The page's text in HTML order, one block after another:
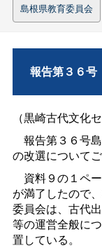
島根県教育委員会
報告第３６号
（黒崎古代文化
報告第３６号
の改選についてご
資料９の１ペ
が満了したので
委員会は、古代
等の運営全般に
置している。